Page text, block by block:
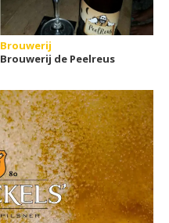
Brouwerij
Brouwerij de Peelreus